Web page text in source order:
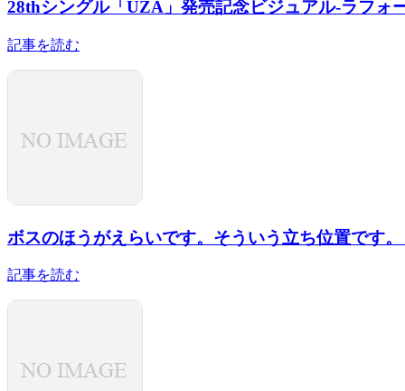
28thシングル「UZA」発売記念ビジュアル-ラフォ
記事を読む
ボスのほうがえらいです。そういう立ち位置です
記事を読む